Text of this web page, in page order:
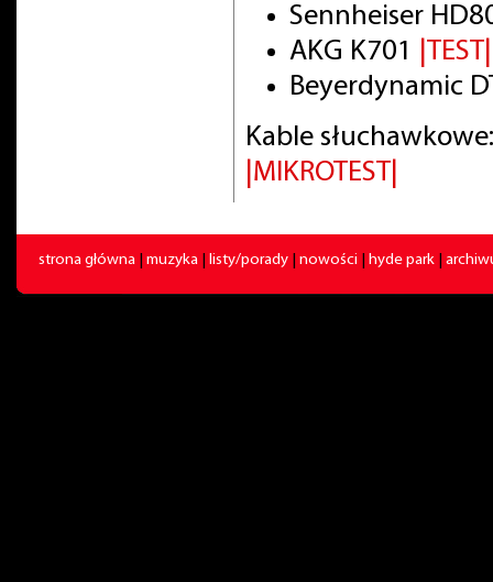
Sennheiser
AKG K701
|TEST|
Beyerdynamic
Kable
|MIKROTEST|
strona główna muzyka listy/porady nowości hyde park